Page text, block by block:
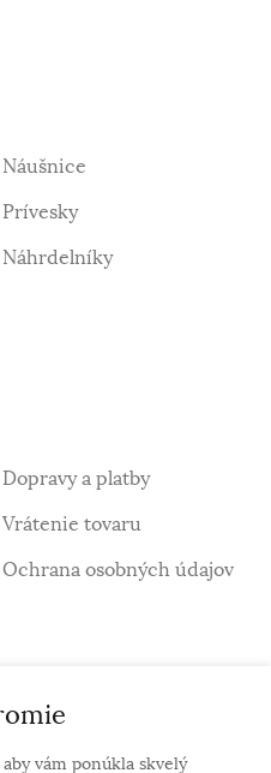
Náušnice
Prívesky
Náhrdelníky
Dopravy a platby
Vrátenie tovaru
Ochrana osobných údajov
O nás
vám ponúkla skvelý